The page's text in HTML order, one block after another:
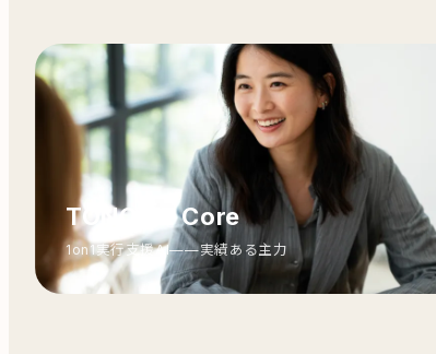
TONOME Core
1on1実行支援AI——実績ある主力